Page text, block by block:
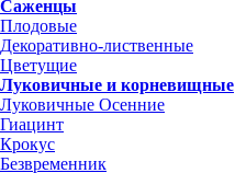
Саженцы
Плодовые
Декоративно-лиственные
Цветущие
Луковичные и корневищные
Луковичные Осенние
Гиацинт
Крокус
Безвременник